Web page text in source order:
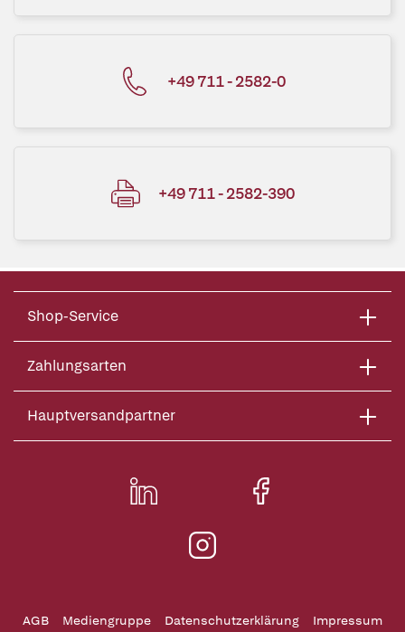
+49 711 - 2582-0
+49 711 - 2582-390
Shop-Service
Zahlungsarten
Hauptversandpartner
AGB Mediengruppe Datenschutzerklärung Impressum